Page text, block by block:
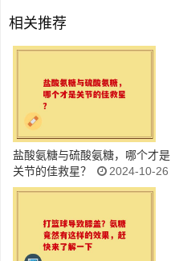
相关推荐
盐酸氨糖与硫酸氨糖，哪个才是
关节的佳救星？
2024-10-26